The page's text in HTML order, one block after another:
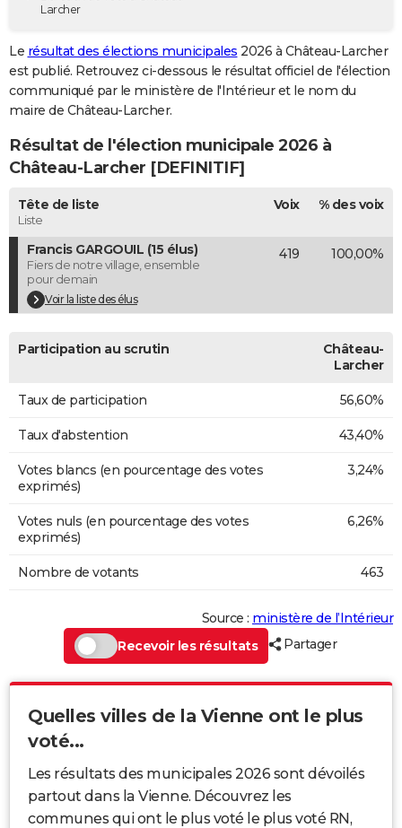
Destinations
City break
Voyage nature
Voyage de noces
Forum
GUIDES D'ACHAT
BONS PLANS
Carte de Noël
Carte Bonne année
Carte Saint-Valentin
Carte Pâques
Carte d'anniversaire
DICTIONNAIRE
Dictionnaire
Biographies
Citations
Expressions
Proverbes
PROGRAMME TV
COPAINS D'AVANT
S'inscrire
Se connecter
Lycées
Collèges
Primaires
Universités
Entreprises
Service militaire
Avis de recherche
AVIS DE DÉCÈS
FORUM
Bricolage
Lifestyle
Culture
Sport
Auto
Television
Voyage
Cinema
Larcher
Le résultat des élections municipales 2026 à Château-Larcher
est publié. Retrouvez ci-dessous le résultat officiel de l'élection
communiqué par le ministère de l'Intérieur et le nom du
maire de Château-Larcher.
Résultat de l'élection municipale 2026 à
Château-Larcher [DEFINITIF]
Tête de liste
Liste
Voix % des voix
Francis GARGOUIL (15 élus)
Fiers de notre village, ensemble
pour demain
Voir la liste des élus
419 100,00%
Participation au scrutin
Château-
Larcher
Taux de participation 56,60%
Taux d'abstention 43,40%
Votes blancs (en pourcentage des votes
exprimés)
3,24%
Votes nuls (en pourcentage des votes
exprimés)
6,26%
Nombre de votants 463
Source : ministère de l’Intérieur
Recevoir les résultats
Partager
Quelles villes de la Vienne ont le plus
voté...
Les résultats des municipales 2026 sont dévoilés
partout dans la Vienne. Découvrez les
communes qui ont le plus voté le plus voté RN,